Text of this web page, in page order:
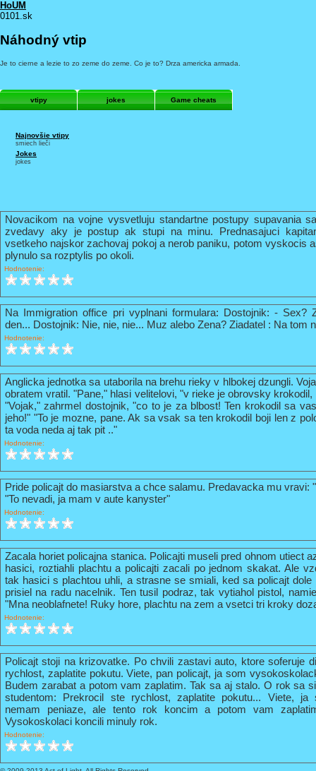
HoUM
0101.sk
Náhodný vtip
Je to cierne a lezie to zo zeme do zeme. Co je to? Drza americka armada.
vtipy jokes Game cheats
Najnovšie vtipy
smiech lieči
Jokes
jokes
Novacikom na vojne vysvetluju standartne postupy supavania
zvedavy aky je postup ak stupi na minu. Prednasajuci
vsetkeho najskor zachovaj pokoj a nerob paniku, potom vyskocis
plynulo sa rozptylis po okoli.
Hodnotenie:
Na Immigration office pri vyplnani formulara: Dostojnik: - Sex?
den... Dostojnik: Nie, nie, nie... Muz alebo Zena? Ziadatel : Na tom
Hodnotenie:
Anglicka jednotka sa utaborila na brehu rieky v hlbokej dzungli.
obratem vratil. "Pane," hlasi velitelovi, "v rieke je obrovsky
"Vojak," zahrmel dostojnik, "co to je za blbost! Ten krokodil sa
jeho!" "To je mozne, pane. Ak sa vsak sa ten krokodil boji len z
ta voda neda aj tak pit .."
Hodnotenie:
Pride policajt do masiarstva a chce salamu. Predavacka mu vravi:
"To nevadi, ja mam v aute kanyster"
Hodnotenie:
Zacala horiet policajna stanica. Policajti museli pred ohnom utiect
hasici, roztiahli plachtu a policajti zacali po jednom skakat. Ale
tak hasici s plachtou uhli, a strasne se smiali, ked sa policajt
prisiel na radu nacelnik. Ten tusil podraz, tak vytiahol pistol,
"Mna neoblafnete! Ruky hore, plachtu na zem a vsetci tri kroky
Hodnotenie:
Policajt stoji na krizovatke. Po chvili zastavi auto, ktore soferuje
rychlost, zaplatite pokutu. Viete, pan policajt, ja som
Budem zarabat a potom vam zaplatim. Tak sa aj stalo. O rok sa
studentom: Prekrocil ste rychlost, zaplatite pokutu... Viete,
nemam peniaze, ale tento rok koncim a potom vam
Vysokoskolaci koncili minuly rok.
Hodnotenie: